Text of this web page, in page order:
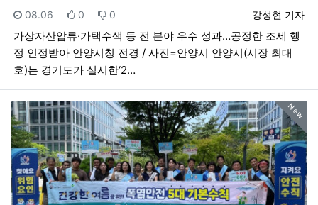
등록자
강성현 기자
등록일
08.06 추천
0 비추천
0
가상자산압류·가택수색 등 전 분야 우수 성과…공정한 조세 행
정 인정받아 안양시청 전경 / 사진=안양시 안양시(시장 최대
호)는 경기도가 실시한‘2…
New